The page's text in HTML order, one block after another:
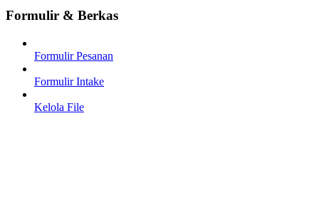
Formulir & Berkas
Formulir Pesanan
Formulir Intake
Kelola File